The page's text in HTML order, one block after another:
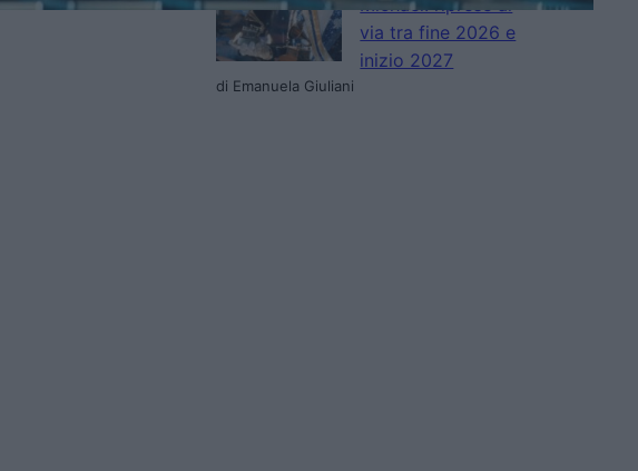
Michael: riprese al
via tra fine 2026 e
inizio 2027
di Emanuela Giuliani